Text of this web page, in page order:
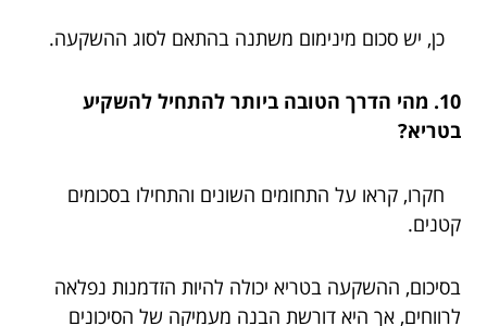
כן, יש סכום מינימום משתנה בהתאם לסוג ההשקעה.
10. מהי הדרך הטובה ביותר להתחיל להשקיע
בטריא?
חקרו, קראו על התחומים השונים והתחילו בסכומים
קטנים.
בסיכום, ההשקעה בטריא יכולה להיות הזדמנות נפלאה
לרווחים, אך היא דורשת הבנה מעמיקה של הסיכונים